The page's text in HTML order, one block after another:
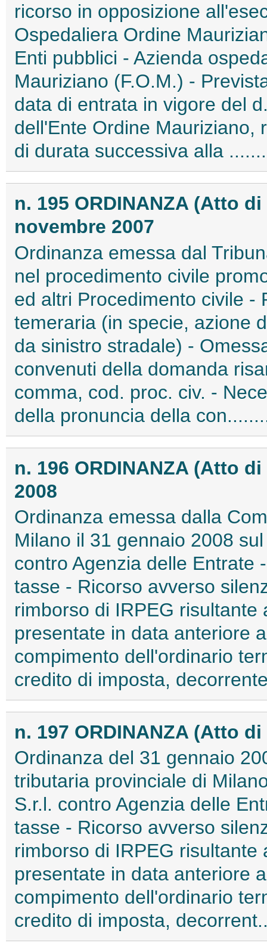
ricorso in opposizione
Ospedaliera Ordine
Enti pubblici - Azienda
Mauriziano (F.O.M.) -
data di entrata in vigore del
dell'Ente Ordine Mauriziano,
di durata successiva alla
n. 195 ORDINANZA (Atto
novembre 2007
Ordinanza emessa dal
nel procedimento civile
ed altri Procedimento civile -
temeraria (in specie, azione
da sinistro stradale) -
convenuti della domanda
comma, cod. proc. civ. -
della pronuncia della
n. 196 ORDINANZA (Atto
2008
Ordinanza emessa dalla
Milano il 31 gennaio 2008
contro Agenzia delle Entrate
tasse - Ricorso avverso
rimborso di IRPEG
presentate in data anteriore
compimento dell'ordinario
credito di imposta,
n. 197 ORDINANZA (Atto
Ordinanza del 31 gennaio
tributaria provinciale di
S.r.l. contro Agenzia delle
tasse - Ricorso avverso
rimborso di IRPEG
presentate in data anteriore
compimento dell'ordinario
credito di imposta,